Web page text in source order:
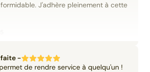
J'adhère pleinement à cette
-
de rendre service à quelqu'un !